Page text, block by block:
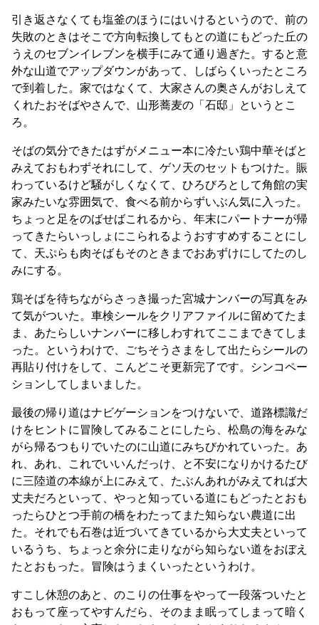
引き返さなくても塩釜のほうにはいけるというので、前の
失敗のときはそこで方向転換してもとの道にもどった丘の
うえのセブンイレブンを横手にみて通り過ぎた。すると意
外な山道でアップダウンがあって、しばらくいったところ
で到着した。家ではなくて、大家さんの奥さんがおしえて
くれたおそばやさんで、山形蕎麦の「石邸」というとこ
ろ。
そばの気分できたはずがメニュー本に冷たい鶏中華そばと
みえておもわずそれにして、ゲソ天のセットもつけた。賑
わっているけど騒がしくなくて、ひろびろとして角館の実
家みたいな雰囲気で、食べる前からずいぶん気に入った。
ちょっと足をのばせばこれるから、年末にパートナーが帰
ってきたらいっしょにこられるようおすすめすることにし
て、天ぷらも肉そばもそのときまでおあずけにしてたのし
みにする。
鶏そばを待ちながらさっき撮った宮城ナンバーの写真をみ
て気がついた。車検シールをクリアファイルに留めてたま
ま、あたらしいナンバーに移しわすれてここまできてしま
った。というわけで、ごちそうさまをして出たらシールの
再貼り付けをして、こんどこそ更新完了です。シンコペー
ションしてしまいました。
最後の帰り道はナビゲーションをつけないで、道路標識だ
けをヒントに冒険してみることにしたら、松島の海をみな
がら帰るつもりでいたのに山道にみちびかれていった。あ
れ、あれ、これでいいんだっけ、と不安になりかけるたび
に三陸道の本線が上にみえて、たぶんあれがみえてれば大
丈夫だろといって、やっと知っている道にもどったとおも
ったらひとつ手前の橋をわたってまた知らない農道に出
た。それでも石巻は近づいてきているから大丈夫といって
いるうち、ちょっと余分に走りながら知らない道をおぼえ
たとおもった。冒険はうまくいったというわけ。
すこし休憩のあと、のこりの仕事をやって一段落ついたと
おもって座ってやすんだら、そのまま眠ってしまって暗く